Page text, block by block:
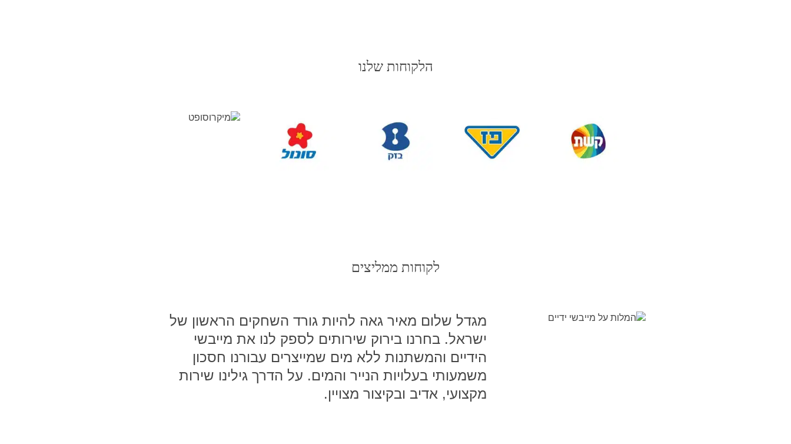
הלקוחות שלנו
לקוחות ממליצים
מגדל שלום מאיר גאה להיות גורד השחקים הראשון של
ישראל. בחרנו בירוק שירותים לספק לנו את מייבשי
הידיים והמשתנות ללא מים שמייצרים עבורנו חסכון
משמעותי בעלויות הנייר והמים. על הדרך גילינו שירות
מקצועי, אדיב ובקיצור מצויין.